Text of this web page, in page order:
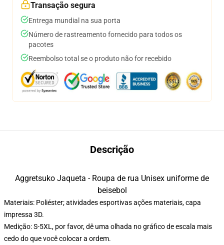
Transação segura
Entrega mundial na sua porta
Número de rastreamento fornecido para todos os
pacotes
Reembolso total se o produto não for recebido
Descrição
Aggretsuko Jaqueta - Roupa de rua Unisex uniforme de
beisebol
Materiais: Poliéster; atividades esportivas ações materiais, capa
impressa 3D.
Medição: S-5XL, por favor, dê uma olhada no gráfico de escala mais
cedo do que você colocar a ordem.